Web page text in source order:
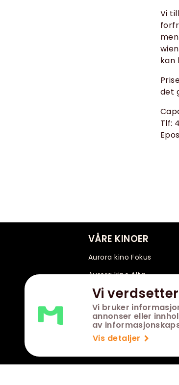
Vi
Vi bruker
annonser eller
av
Vis detaljer
Vi
kan
det
Tlf:
VÅRE KINOER
Aurora kino Fokus
Aurora kino Alta
Aurora kino Narvik
Aurora kino Kirkenes
Aurora kino Vardø
Aurora kino Lakselv